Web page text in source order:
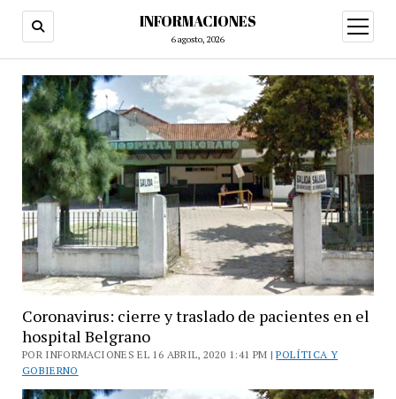
INFORMACIONES
6 agosto, 2026
abrir
menú
Coronavirus: cierre y traslado de pacientes en el
hospital Belgrano
POR INFORMACIONES EL 16 ABRIL, 2020 1:41 PM |POLÍTICA Y
GOBIERNO